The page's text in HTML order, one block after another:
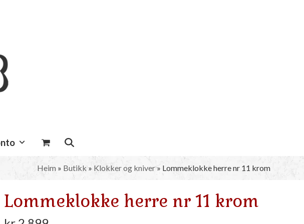
Heim » Butikk» Klokker og kniver» Lommeklokke herre nr 11 krom
Lommeklokke herre nr 11 krom